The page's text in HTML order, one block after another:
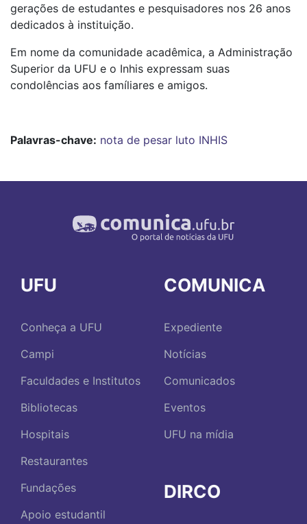
gerações de estudantes e pesquisadores nos 26 anos
dedicados à instituição.
Em nome da comunidade acadêmica, a Administração
Superior da UFU e o Inhis expressam suas
condolências aos famíliares e amigos.
Palavras-chave: nota de pesar luto INHIS
UFU
Conheça a UFU
Campi
Faculdades e Institutos
Bibliotecas
Hospitais
Restaurantes
Fundações
Apoio estudantil
COMUNICA
Expediente
Notícias
Comunicados
Eventos
UFU na mídia
DIRCO